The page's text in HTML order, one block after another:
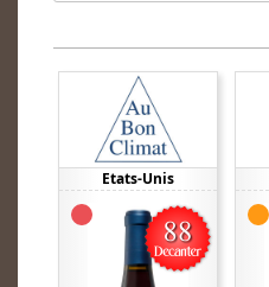
Etats-Unis